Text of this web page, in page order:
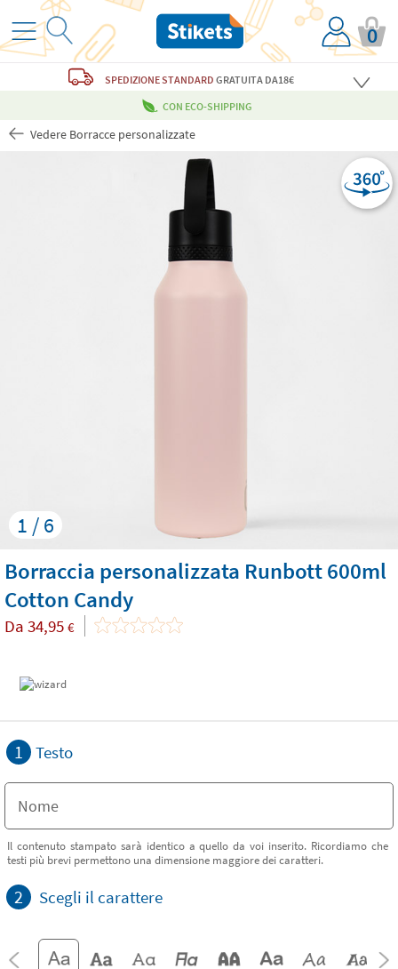
0
SPEDIZIONE STANDARD GRATUITADA18€
CON ECO-SHIPPING
Vedere Borracce personalizzate
1 / 6
Borraccia personalizzata Runbott 600ml
Cotton Candy
Da 34,95 €
1 Testo
Il contenuto stampato sarà identico a quello da voi inserito. Ricordiamo che
testi più brevi permettono una dimensione maggiore dei caratteri.
2 Scegli il carattere